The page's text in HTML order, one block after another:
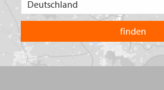
in
welchem
Land
Sie
suchen